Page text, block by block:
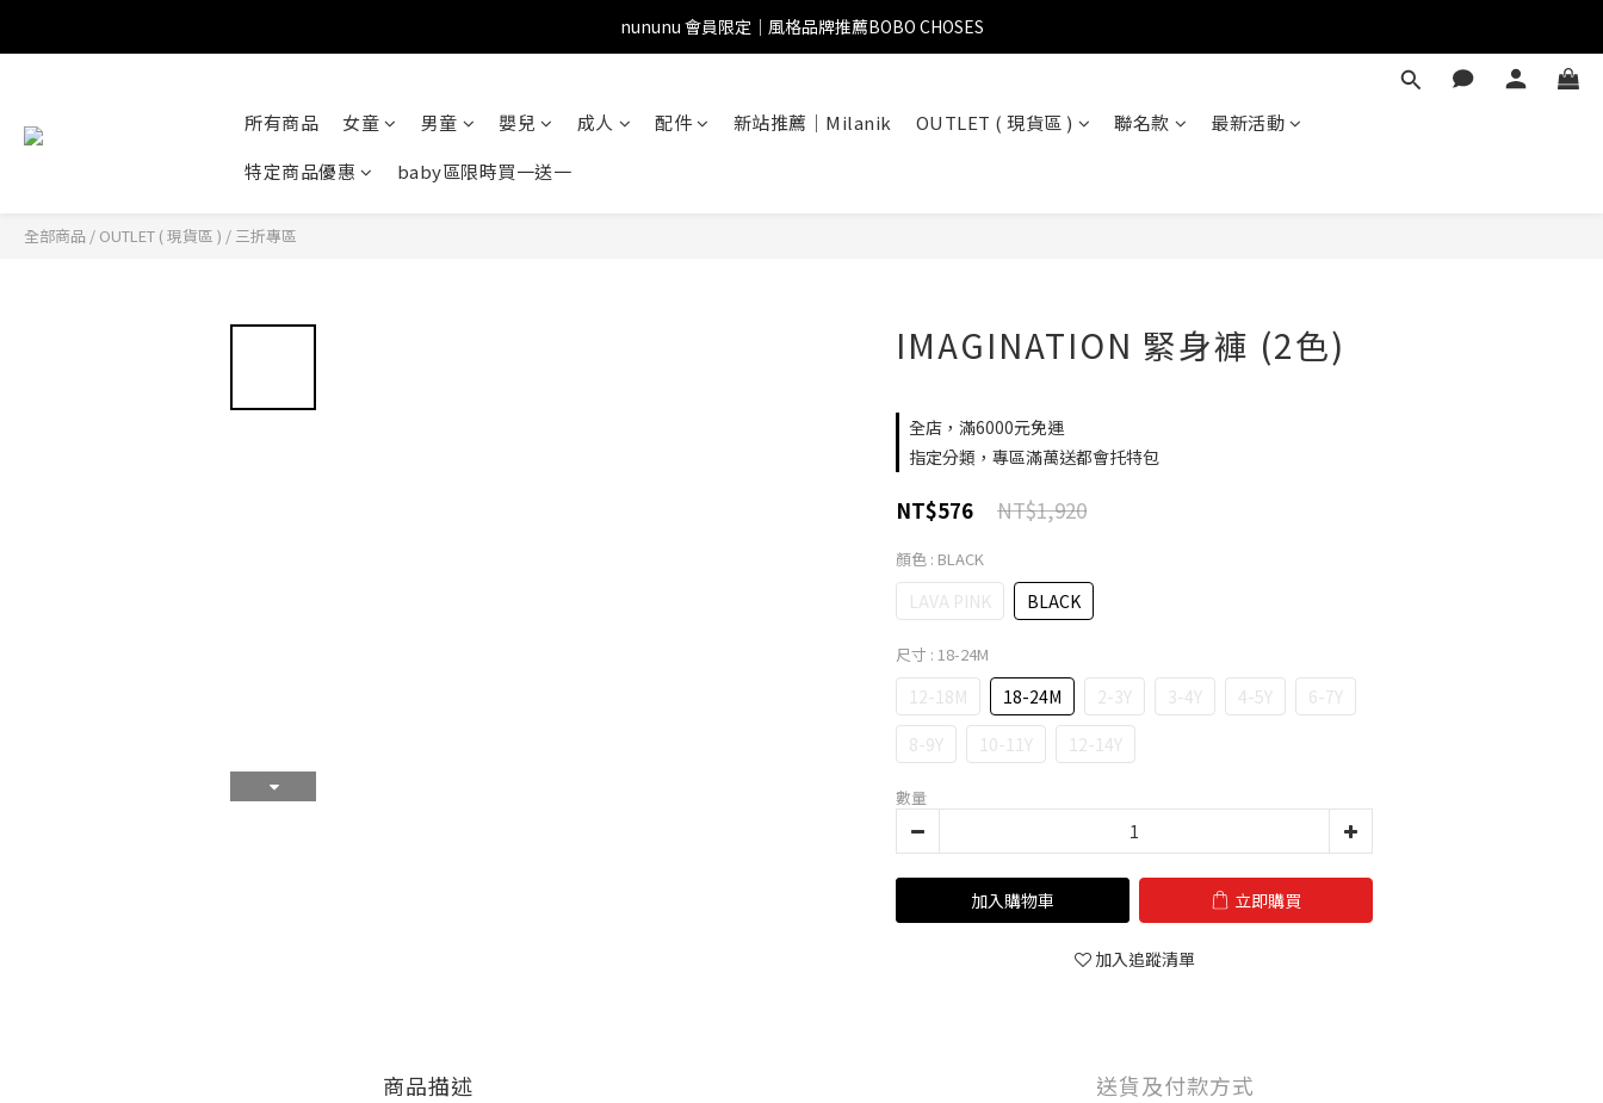
nununu 會員限定｜風格品牌推薦BOBO CHOSES
所有商品 女童 男童 嬰兒 成人 配件 新站推薦｜Milanik OUTLET ( 現貨區 ) 聯名款
最新活動
特定商品優惠
baby區限時買一送一
全部商品 / OUTLET ( 現貨區 ) / 三折專區
IMAGINATION 緊身褲 (2色)
全店，滿6000元免運
指定分類，專區滿萬送都會托特包
NT$1,920
NT$576
顏色 : BLACK
LAVA PINK BLACK
尺寸 : 18-24M
12-18M 18-24M 2-3Y 3-4Y 4-5Y
6-7Y
8-9Y
10-11Y 12-14Y
數量
加入購物車 立即購買
加入追蹤清單
商品描述 送貨及付款方式